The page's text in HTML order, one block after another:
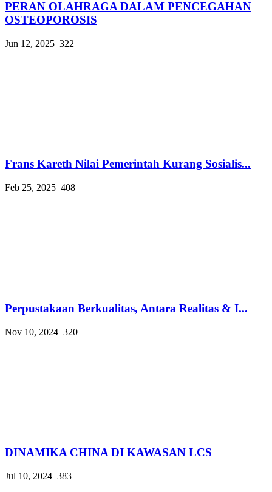
PERAN OLAHRAGA DALAM PENCEGAHAN
OSTEOPOROSIS
Jun 12, 2025 322
Frans Kareth Nilai Pemerintah Kurang Sosialis...
Feb 25, 2025 408
Perpustakaan Berkualitas, Antara Realitas & I...
Nov 10, 2024 320
DINAMIKA CHINA DI KAWASAN LCS
Jul 10, 2024 383